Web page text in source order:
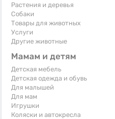
Растения и деревья
Собаки
Товары для животных
Услуги
Другие животные
Мамам и детям
Детская мебель
Детская одежда и обувь
Для малышей
Для мам
Игрушки
Коляски и автокресла